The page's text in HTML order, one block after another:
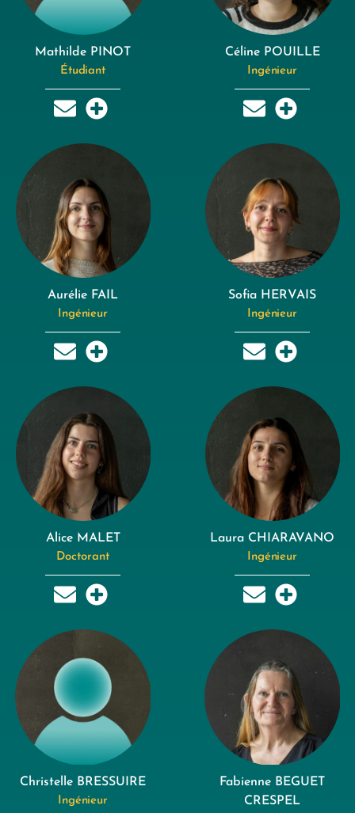
Mathilde PINOT
Étudiant
Céline POUILLE
Ingénieur
Aurélie FAIL
Ingénieur
Sofia HERVAIS
Ingénieur
Alice MALET
Doctorant
Laura CHIARAVANO
Ingénieur
Christelle BRESSUIRE
Ingénieur
Fabienne BEGUET
CRESPEL